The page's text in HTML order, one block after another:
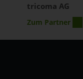
tricoma AG
Zum Partner